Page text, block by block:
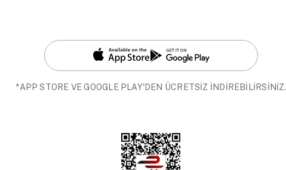
*APP STORE VE GOOGLE PLAY'DEN ÜCRETSİZ İNDİREBİLİRSİNİZ.